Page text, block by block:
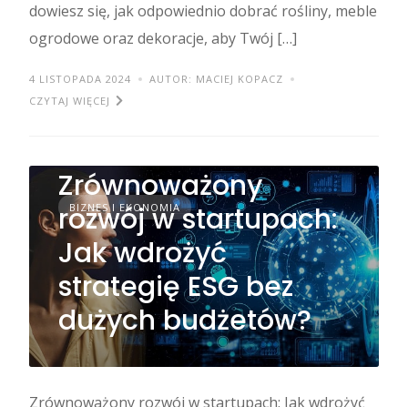
dowiesz się, jak odpowiednio dobrać rośliny, meble
ogrodowe oraz dekoracje, aby Twój […]
4 LISTOPADA 2024
AUTOR: MACIEJ KOPACZ
CZYTAJ WIĘCEJ
BIZNES I EKONOMIA
Zrównoważony
rozwój w startupach:
Jak wdrożyć
strategię ESG bez
dużych budżetów?
Zrównoważony rozwój w startupach: Jak wdrożyć